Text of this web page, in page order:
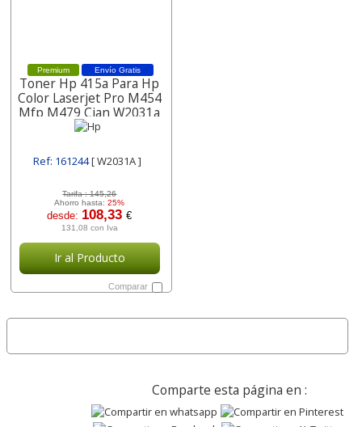
Envío Gratis
Premium
Toner Hp 415a Para Hp
Color Laserjet Pro M454
Mfp M479 Cian W2031a
,
Ref: 161244[ W2031A ]
Tarifa :145,26
Ahorro hasta:25%
desde: 108,33€
131,08 con Iva
Ir al Producto
Comparar
Comparte esta página en :